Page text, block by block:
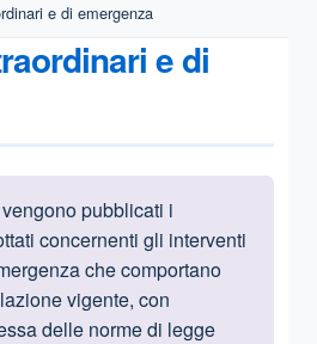
e di emergenza
e di
pubblicati i
concernenti gli interventi
che comportano
vigente, con
delle norme di legge